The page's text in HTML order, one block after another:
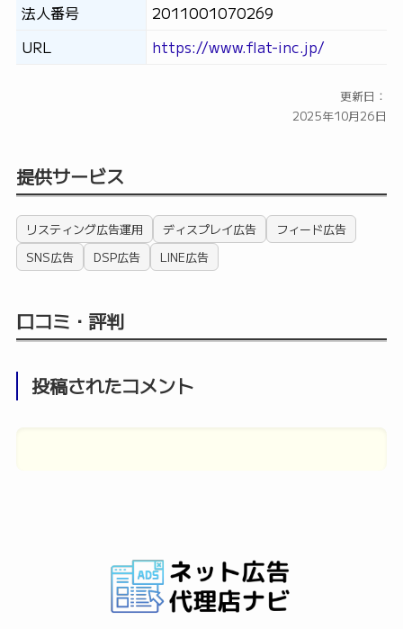
法人番号
2011001070269
URL
https://www.flat-inc.jp/
更新日：
2025年10月26日
提供サービス
リスティング広告運用 ディスプレイ広告
フィード広告
SNS広告
DSP広告 LINE広告
口コミ・評判
投稿されたコメント